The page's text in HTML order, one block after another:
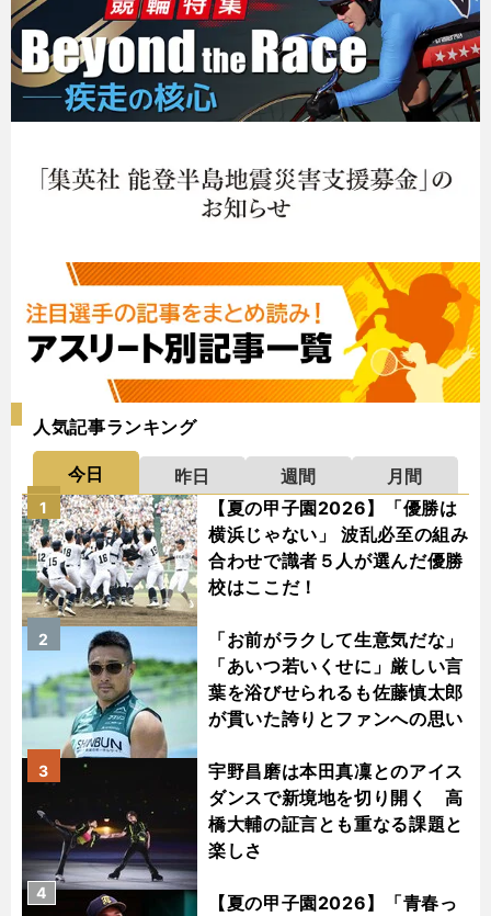
人気記事ランキング
今日 昨日 週間
月間
【夏の甲子園2026】「優勝は
横浜じゃない」 波乱必至の組み
合わせで識者５人が選んだ優勝
校はここだ！
1
「お前がラクして生意気だな」
「あいつ若いくせに」厳しい言
葉を浴びせられるも佐藤慎太郎
が貫いた誇りとファンへの思い
2
宇野昌磨は本田真凜とのアイス
ダンスで新境地を切り開く 高
橋大輔の証言とも重なる課題と
楽しさ
3
【夏の甲子園2026】「青春っ
4